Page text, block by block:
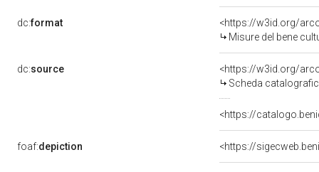
dc:format
<https://w3id.org/
Misure del bene
dc:source
<https://w3id.org/
Scheda
<https://
foaf:depiction <https://